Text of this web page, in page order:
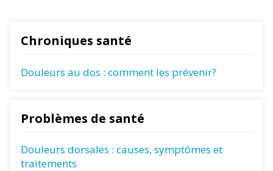
Chroniques santé
Douleurs au dos : comment les prévenir?
Problèmes de santé
Douleurs dorsales : causes, symptômes et
traitements